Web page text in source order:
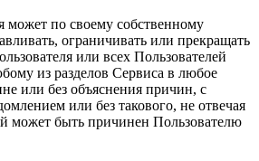
может по своему собственному
ограничивать или прекращать
или всех Пользователей
из разделов Сервиса в любое
или без объяснения причин, с
или без такового, не отвечая
может быть причинен Пользователю